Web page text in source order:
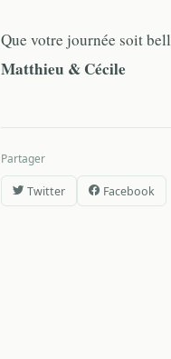
Que votre journée soit
Matthieu & Cécile
Partager
Twitter Facebook